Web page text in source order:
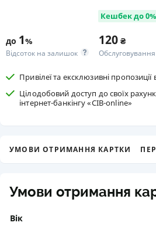
Кешбек до 0%
до 1%
Відсоток на залишок
120 ₴
Обслуговування
Привілеї та ексклюзивні пропозиції
Цілодобовий доступ до своїх
інтернет-банкінгу «CIB-online»
УМОВИ ОТРИМАННЯ КАРТКИ
Умови отримання
Вік